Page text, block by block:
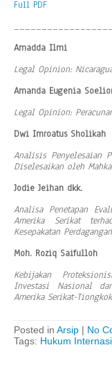
Full PDF
Amadda Ilmi
Legal Opinion:
Amanda Eugenia
Legal Opinion:
Dwi Imroatus Sholikah
Analisis Penyelesaian
Diselesaikan oleh
Jodie Jeihan dkk.
Analisa Penetapan
Amerika Serikat
Kesepakatan
Moh. Roziq Saifulloh
Kebijakan
Investasi Nasional
Amerika Serikat-Tiongkok
Posted in Arsip | No
Tags: Hukum